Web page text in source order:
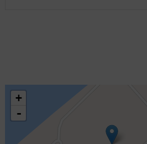
Localiser
Amboise
+
-